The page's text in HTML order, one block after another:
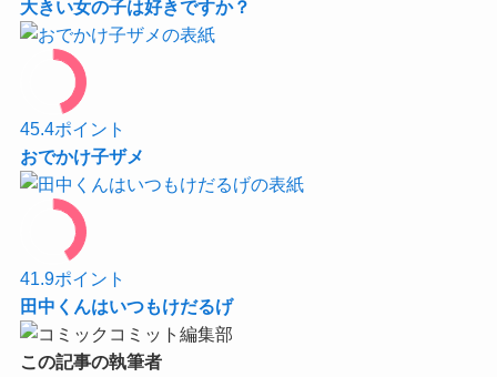
大きい女の子は好きですか？
45.4ポイント
おでかけ子ザメ
41.9ポイント
田中くんはいつもけだるげ
この記事の執筆者